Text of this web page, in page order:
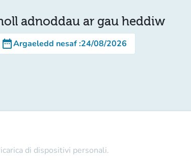
adnoddau ar gau heddiw
date_rangeArgaeledd nesaf:24/08/2026
di dispositivi personali.